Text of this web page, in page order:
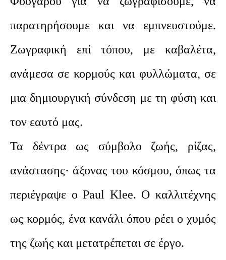
παρατηρήσουμε και να εμπνευστούμε.
Ζωγραφική επί τόπου, με καβαλέτα,
ανάμεσα σε κορμούς και φυλλώματα, σε
μια δημιουργική σύνδεση με τη φύση και
τον εαυτό μας.
Τα δέντρα ως σύμβολο ζωής, ρίζας,
ανάστασης· άξονας του κόσμου, όπως τα
περιέγραψε ο Paul Klee. Ο καλλιτέχνης
ως κορμός, ένα κανάλι όπου ρέει ο χυμός
της ζωής και μετατρέπεται σε έργο.